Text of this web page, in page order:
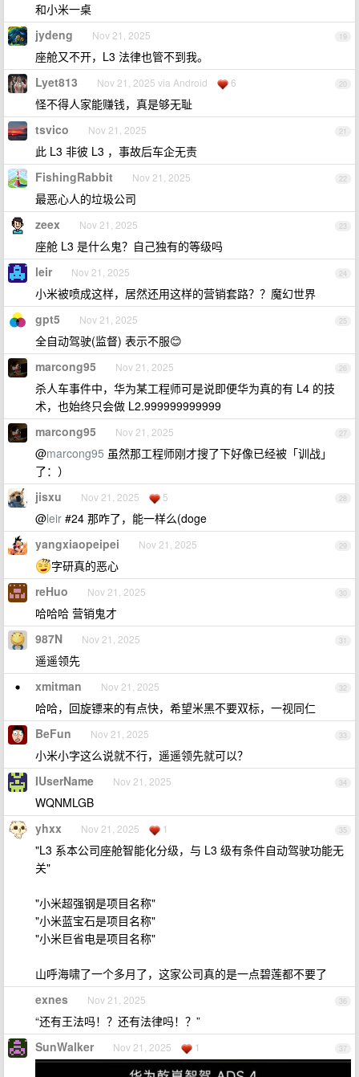
和小米一桌
19
jydeng Nov 21, 2025
座舱又不开，L3 法律也管不到我。
20
Lyet813 Nov 21, 2025 via Android 6
怪不得人家能赚钱，真是够无耻
21
tsvico Nov 21, 2025
此 L3 非彼 L3 ，事故后车企无责
22
FishingRabbit Nov 21, 2025
最恶心人的垃圾公司
23
zeex Nov 21, 2025
座舱 L3 是什么鬼？自己独有的等级吗
24
leir Nov 21, 2025
小米被喷成这样，居然还用这样的营销套路？？魔幻世界
25
gpt5 Nov 21, 2025
全自动驾驶(监督) 表示不服😊
26
marcong95 Nov 21, 2025
杀人车事件中，华为某工程师可是说即便华为真的有 L4 的技
术，也始终只会做 L2.999999999999
27
marcong95 Nov 21, 2025
@marcong95 虽然那工程师刚才搜了下好像已经被「训战」
了：）
28
jisxu Nov 21, 2025 5
@leir #24 那咋了，能一样么(doge
29
yangxiaopeipei Nov 21, 2025
字研真的恶心
30
reHuo Nov 21, 2025
哈哈哈 营销鬼才
31
987N Nov 21, 2025
遥遥领先
32
xmitman Nov 21, 2025
哈哈，回旋镖来的有点快，希望米黑不要双标，一视同仁
33
BeFun Nov 21, 2025
小米小字这么说就不行，遥遥领先就可以？
34
IUserName Nov 21, 2025
WQNMLGB
35
yhxx Nov 21, 2025 1
"L3 系本公司座舱智能化分级，与 L3 级有条件自动驾驶功能无
关"
"小米超强钢是项目名称"
"小米蓝宝石是项目名称"
"小米巨省电是项目名称"
山呼海啸了一个多月了，这家公司真的是一点碧莲都不要了
36
exnes Nov 21, 2025
“还有王法吗！？还有法律吗！？”
37
SunWalker Nov 21, 2025 1